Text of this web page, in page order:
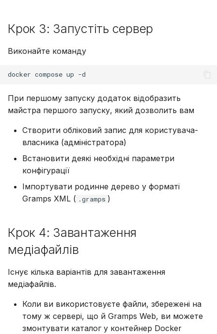
Крок 3: Запустіть сервер
Виконайте команду
При першому запуску додаток відобразить
майстра першого запуску, який дозволить вам
Створити обліковий запис для користувача-
власника (адміністратора)
Встановити деякі необхідні параметри
конфігурації
Імпортувати родинне дерево у форматі
Gramps XML ( .gramps )
Крок 4: Завантаження
медіафайлів
Існує кілька варіантів для завантаження
медіафайлів.
Коли ви використовуєте файли, збережені на
тому ж сервері, що й Gramps Web, ви можете
змонтувати каталог у контейнер Docker